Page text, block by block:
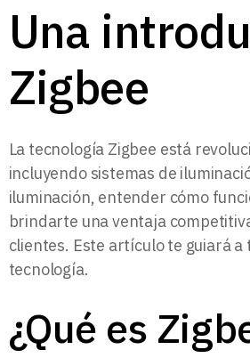
Una
Zigbee
La tecnología Zigbee está
incluyendo sistemas de
iluminación, entender cómo
brindarte una ventaja
clientes. Este artículo te guiará
tecnología.
¿Qué es